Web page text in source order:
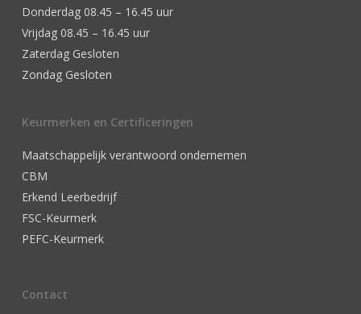
Donderdag 08.45 – 16.45 uur
Vrijdag 08.45 – 16.45 uur
Zaterdag Gesloten
Zondag Gesloten
Keurmerken en Certificeringen
Maatschappelijk verantwoord ondernemen
CBM
Erkend Leerbedrijf
FSC-Keurmerk
PEFC-Keurmerk
Contact